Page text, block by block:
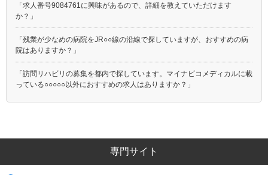
「求人番号9084761に興味があるので、詳細を教えていただけます
か？」
「残業が少なめの病院をJR○○線の沿線で探していますが、おすすめの病
院はありますか？」
「訪問リハビリの募集を都内で探しています。マイナビコメディカルに載
っている○○○○○以外におすすめの求人はありますか？」
専門サイト